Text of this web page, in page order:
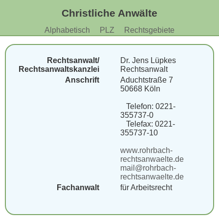
Christliche Anwälte
Alphabetisch PLZ Rechtsgebiete
Rechtsanwalt/
Rechtsanwaltskanzlei
Dr. Jens Lüpkes
Rechtsanwalt
Anschrift
Aduchtstraße 7
50668 Köln
Telefon: 0221-
355737-0
Telefax: 0221-
355737-10
www.rohrbach-
rechtsanwaelte.de
mail@rohrbach-
rechtsanwaelte.de
Fachanwalt
für Arbeitsrecht